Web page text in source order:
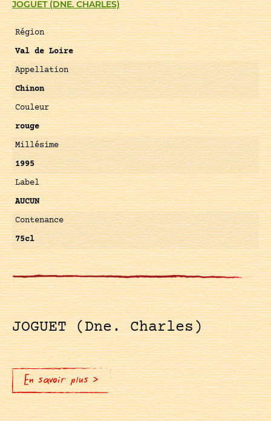
JOGUET (DNE. CHARLES)
Région
Val de Loire
Appellation
Chinon
Couleur
rouge
Millésime
1995
Label
AUCUN
Contenance
75cl
JOGUET (Dne. Charles)
En savoir plus >